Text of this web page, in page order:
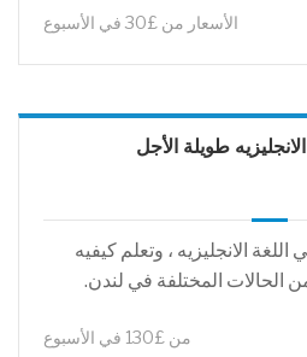
الأسعار من £30 في الأسبوع
طويلة الأجل
الانجليزيه ، وتعلم كيفيه
الحالات المختلفة في لندن.
من £130 في الأسبوع